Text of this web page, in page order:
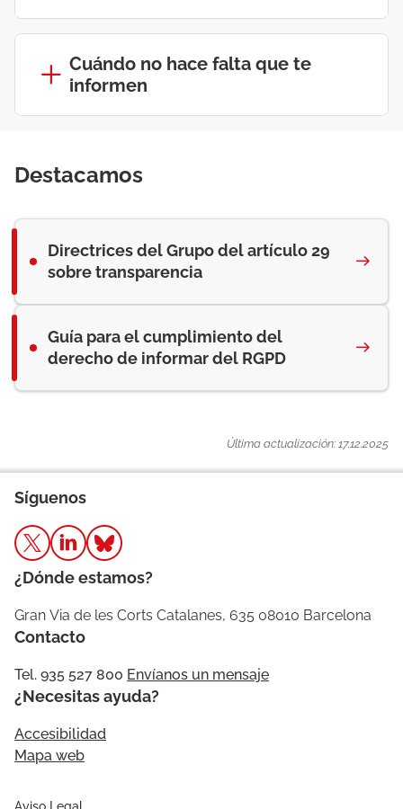
Cuándo no hace falta que te
informen
Destacamos
Directrices del Grupo del artículo 29
sobre transparencia
Guía para el cumplimiento del
derecho de informar del RGPD
Última actualización: 17.12.2025
Síguenos
¿Dónde estamos?
Gran Via de les Corts Catalanes, 635 08010 Barcelona
Contacto
Tel. 935 527 800 Envíanos un mensaje
¿Necesitas ayuda?
Accesibilidad
Mapa web
Aviso Legal